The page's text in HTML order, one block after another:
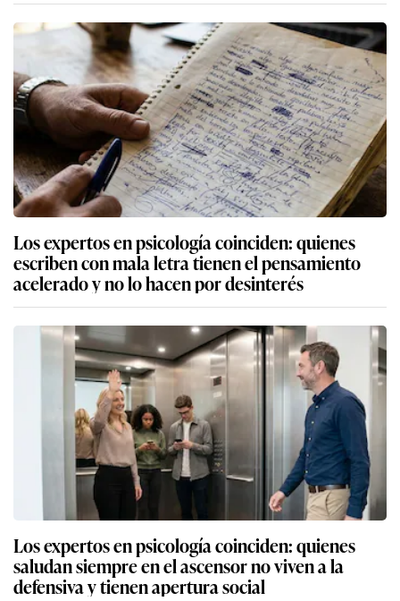
Los expertos en psicología coinciden: quienes
escriben con mala letra tienen el pensamiento
acelerado y no lo hacen por desinterés
Los expertos en psicología coinciden: quienes
saludan siempre en el ascensor no viven a la
defensiva y tienen apertura social